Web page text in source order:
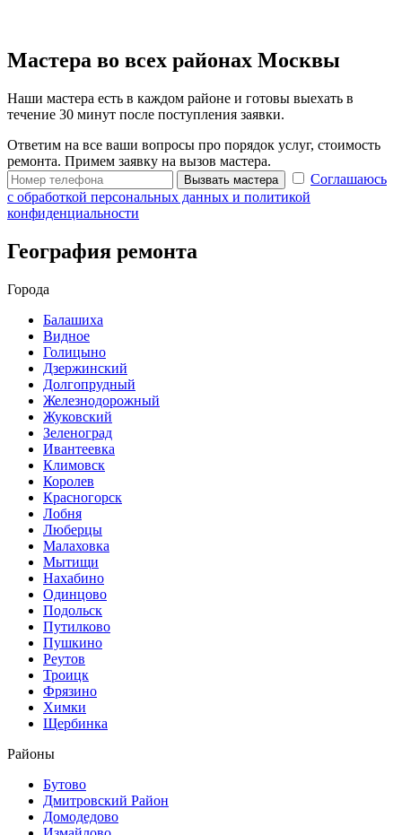
Мастера во всех районах Москвы
Наши мастера есть в каждом районе и готовы выехать в
течение 30 минут после поступления заявки.
Ответим на все ваши вопросы про порядок услуг, стоимость
ремонта. Примем заявку на вызов мастера.
Вызвать мастера
Соглашаюсь
с обработкой персональных данных и политикой
конфиденциальности
География ремонта
Города
Балашиха
Видное
Голицыно
Дзержинский
Долгопрудный
Железнодорожный
Жуковский
Зеленоград
Ивантеевка
Климовск
Королев
Красногорск
Лобня
Люберцы
Малаховка
Мытищи
Нахабино
Одинцово
Подольск
Путилково
Пушкино
Реутов
Троицк
Фрязино
Химки
Щербинка
Районы
Бутово
Дмитровский Район
Домодедово